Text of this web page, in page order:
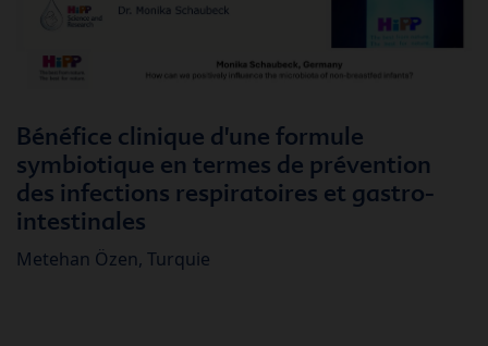
Bénéfice clinique d'une formule
symbiotique en termes de prévention
des infections respiratoires et gastro-
intestinales
Metehan Özen, Turquie